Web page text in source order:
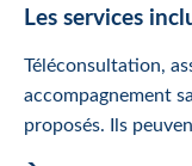
Les services
Téléconsultation,
accompagnement
proposés. Ils